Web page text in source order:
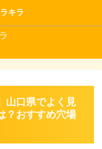
ことがある
山口県でよく見
？おすすめ穴場
キラ